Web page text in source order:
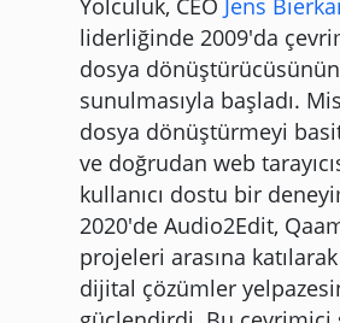
liderliğinde 2009'da
dosya
sunulmasıyla başladı.
dosya dönüştürmeyi
ve doğrudan web
kullanıcı dostu bir
2020'de Audio2Edit,
projeleri arasına
dijital çözümler